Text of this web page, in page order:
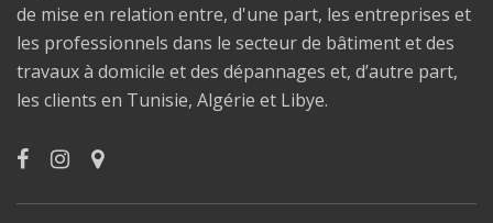
de mise en relation entre, d'une part, les entreprises et
les professionnels dans le secteur de bâtiment et des
travaux à domicile et des dépannages et, d’autre part,
les clients en Tunisie, Algérie et Libye.